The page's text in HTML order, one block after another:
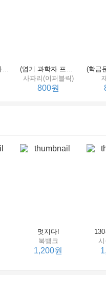
(학급문고 03) 짜장 짬뽕 탕수육
(엽기 과학자 프래니 01) 도시락 괴물이 나타났다
사파리(이퍼블릭)
800원
멋지다!
북뱅크
1,200원